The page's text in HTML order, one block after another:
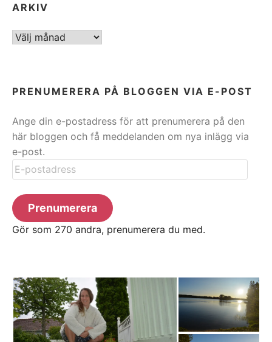
ARKIV
ARKIV
PRENUMERERA PÅ BLOGGEN VIA E-POST
Ange din e-postadress för att prenumerera på den
här bloggen och få meddelanden om nya inlägg via
e-post.
E-
postadress
Prenumerera
Gör som 270 andra, prenumerera du med.